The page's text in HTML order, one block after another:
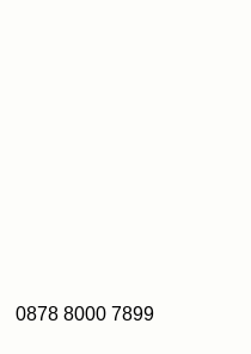
0878 8000 7899